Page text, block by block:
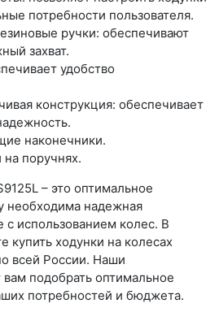
потребности пользователя.
ручки: обеспечивают
захват.
удобство
конструкция: обеспечивает
наконечники.
поручнях.
– это оптимальное
необходима надежная
использованием колес. В
ходунки на колесах
всей России. Наши
вам подобрать оптимальное
потребностей и бюджета.